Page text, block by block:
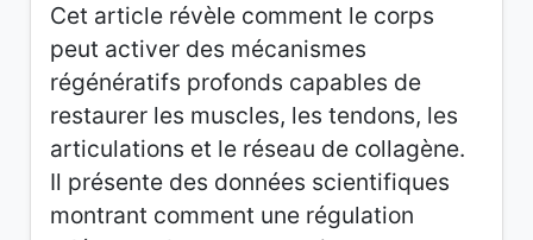
Cet article révèle comment le corps
peut activer des mécanismes
régénératifs profonds capables de
restaurer les muscles, les tendons, les
articulations et le réseau de collagène.
Il présente des données scientifiques
montrant comment une régulation